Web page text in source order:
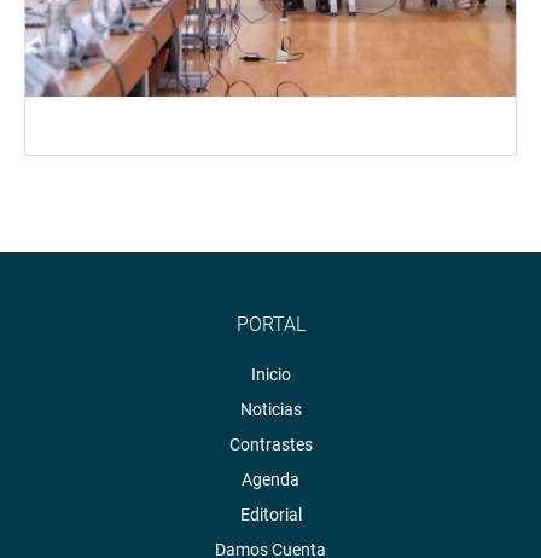
PORTAL
Inicio
Noticias
Contrastes
Agenda
Editorial
Damos Cuenta